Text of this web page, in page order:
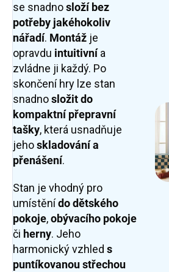
se snadnosložíbez
potřeby jakéhokoliv
nářadí. Montáž je
opravdu intuitivnía
zvládne ji každý. Po
skončení hry lze stan
snadnosložit do
kompaktní přepravní
tašky, která usnadňuje
jehoskladování a
přenášení.
Stan je vhodný pro
umístěnído dětského
pokoje,obývacího pokoje
či herny. Jeho
harmonický vzhled s
puntíkovanou střechou